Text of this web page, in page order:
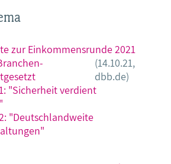
zur Einkommensrunde 2021
(14.10.21,
dbb.de)
"Sicherheit verdient
"Deutschlandweite